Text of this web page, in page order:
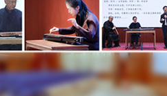
馆藏目录 论文、书、报告
机构知识库 馆际互借